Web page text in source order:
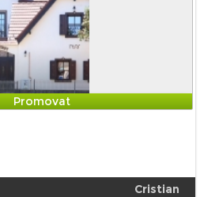
Promovat
Cristian